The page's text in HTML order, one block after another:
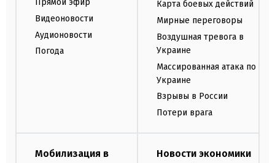
Прямой эфир
Видеоновости
Аудионовости
Погода
Карта боевых действий
Мирные переговоры
Воздушная тревога в
Украине
Массированная атака по
Украине
Взрывы в России
Потери врага
Мобилизация в
Новости экономики